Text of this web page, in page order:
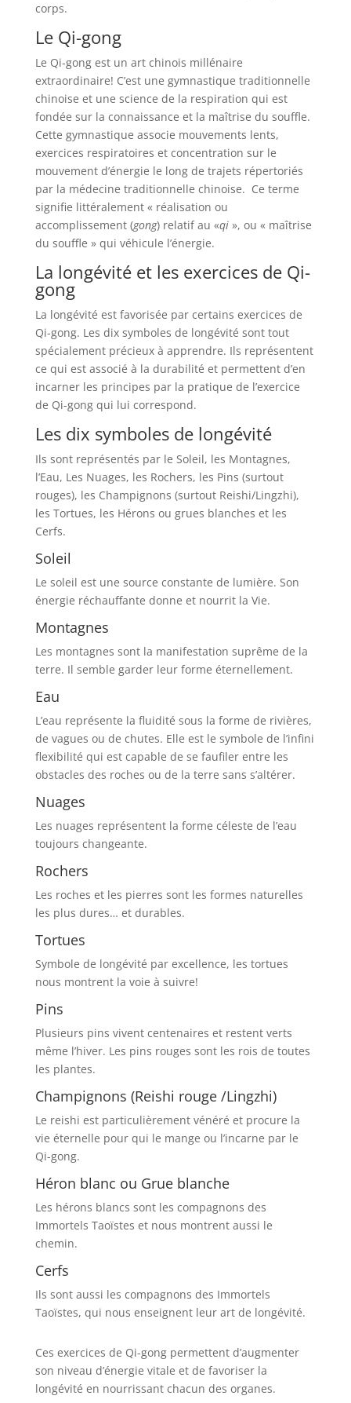
corps.
Le Qi-gong
Le Qi-gong est un art chinois millénaire
extraordinaire! C’estune gymnastique traditionnelle
chinoise et une science de la respiration qui est
fondée sur la connaissance et la maîtrise du souffle.
Cette gymnastique associe mouvements lents,
exercices respiratoires et concentration sur le
mouvement d’énergie le long de trajets répertoriés
par la médecine traditionnelle chinoise. Ce terme
signifie littéralement « réalisation ou
accomplissement (gong) relatif au «qi », ou « maîtrise
du souffle » qui véhicule l’énergie.
La longévité et les exercices de Qi-
gong
La longévité est favorisée par certains exercices de
Qi-gong. Les dix symboles de longévité sont tout
spécialement précieux à apprendre. Ils représentent
ce qui est associé à la durabilité et permettent d’en
incarner les principes par la pratique de l’exercice
de Qi-gong qui lui correspond.
Les dix symboles de longévité
Ils sont représentés par le Soleil, les Montagnes,
l’Eau, Les Nuages, les Rochers, les Pins (surtout
rouges), les Champignons (surtout Reishi/Lingzhi),
les Tortues, les Hérons ou grues blanches et les
Cerfs.
Soleil
Le soleil est une source constante de lumière. Son
énergie réchauffante donne et nourrit la Vie.
Montagnes
Les montagnes sont la manifestation suprême de la
terre. Il semble garder leur forme éternellement.
Eau
L’eau représente la fluidité sous la forme de rivières,
de vagues ou de chutes. Elle est le symbole de l’infini
flexibilité qui est capable de se faufiler entre les
obstacles des roches ou de la terre sans s’altérer.
Nuages
Les nuages représentent la forme céleste de l’eau
toujours changeante.
Rochers
Les roches et les pierres sont les formes naturelles
les plus dures… et durables.
Tortues
Symbole de longévité par excellence, les tortues
nous montrent la voie à suivre!
Pins
Plusieurs pins vivent centenaires et restent verts
même l’hiver. Les pins rouges sont les rois de toutes
les plantes.
Champignons (Reishi rouge /Lingzhi)
Le reishi est particulièrement vénéré et procure la
vie éternelle pour qui le mange ou l’incarne par le
Qi-gong.
Héron blanc ou Grue blanche
Les hérons blancs sont les compagnons des
Immortels Taoïstes et nous montrent aussi le
chemin.
Cerfs
Ils sont aussi les compagnons des Immortels
Taoïstes, qui nous enseignent leur art de longévité.
Ces exercices de Qi-gong permettent d’augmenter
son niveau d’énergie vitale et de favoriser la
longévité en nourrissant chacun des organes.